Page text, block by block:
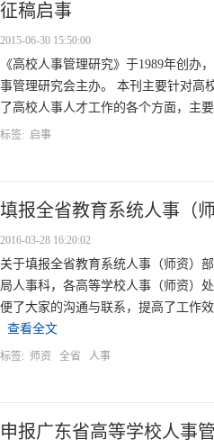
征稿启事
2015-06-30 15:50:00
《高校人事管理研究》于1989年创
事管理研究会主办。 本刊主要针对高
了高校人事人才工作的各个方面，主
标签: 启事
填报全省教育系统人事（
2016-03-28 16:20:02
关于填报全省教育系统人事（师资）
局人事科，各高等学校人事（师资）
便了大家的沟通与联系，提高了工作
查看全文
标签: 师资 全省 人事
申报广东省高等学校人事